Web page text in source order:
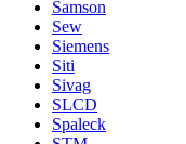
Samson
Sew
Siemens
Siti
Sivag
SLCD
Spaleck